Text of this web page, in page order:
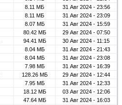
8.11 МБ
31 Авг 2024 - 23:56
8.11 МБ
31 Авг 2024 - 23:09
8.07 МБ
31 Авг 2024 - 15:59
80.42 МБ
29 Авг 2024 - 07:50
94.41 МБ
30 Авг 2024 - 11:15
8.04 МБ
31 Авг 2024 - 21:43
8.04 МБ
31 Авг 2024 - 23:08
7.98 МБ
31 Авг 2024 - 16:39
128.26 МБ
29 Авг 2024 - 12:44
7.95 МБ
31 Авг 2024 - 12:33
18.12 МБ
03 Авг 2024 - 12:06
47.64 МБ
31 Авг 2024 - 16:03